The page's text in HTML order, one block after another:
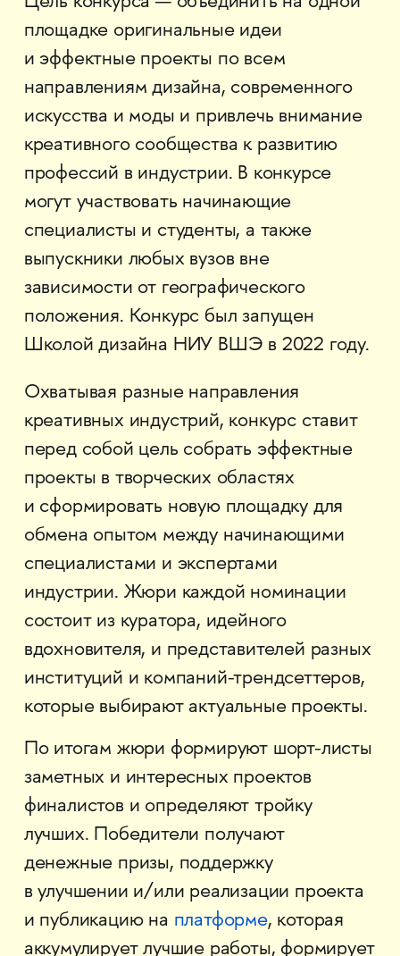
площадке оригинальные идеи
и эффектные проекты по всем
направлениям дизайна, современного
искусства и моды и привлечь внимание
креативного сообщества к развитию
профессий в индустрии. В конкурсе
могут участвовать начинающие
специалисты и студенты, а также
выпускники любых вузов вне
зависимости от географического
положения. Конкурс был запущен
Школой дизайна НИУ ВШЭ в 2022 году.
Охватывая разные направления
креативных индустрий, конкурс ставит
перед собой цель собрать эффектные
проекты в творческих областях
и сформировать новую площадку для
обмена опытом между начинающими
специалистами и экспертами
индустрии. Жюри каждой номинации
состоит из куратора, идейного
вдохновителя, и представителей разных
институций и компаний-трендсеттеров,
которые выбирают актуальные проекты.
По итогам жюри формируют шорт-листы
заметных и интересных проектов
финалистов и определяют тройку
лучших. Победители получают
денежные призы, поддержку
в улучшении и/или реализации проекта
и публикацию на платформе, которая
аккумулирует лучшие работы, формирует